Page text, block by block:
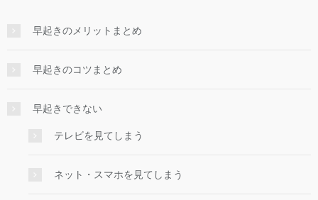
早起きのメリットまとめ
早起きのコツまとめ
早起きできない
テレビを見てしまう
ネット・スマホを見てしまう